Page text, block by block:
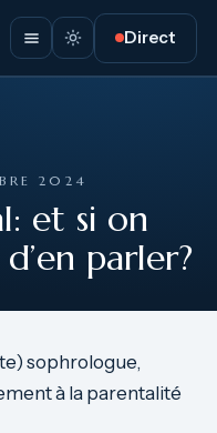
Direct
2024
et si on
parler?
sophrologue,
à la parentalité